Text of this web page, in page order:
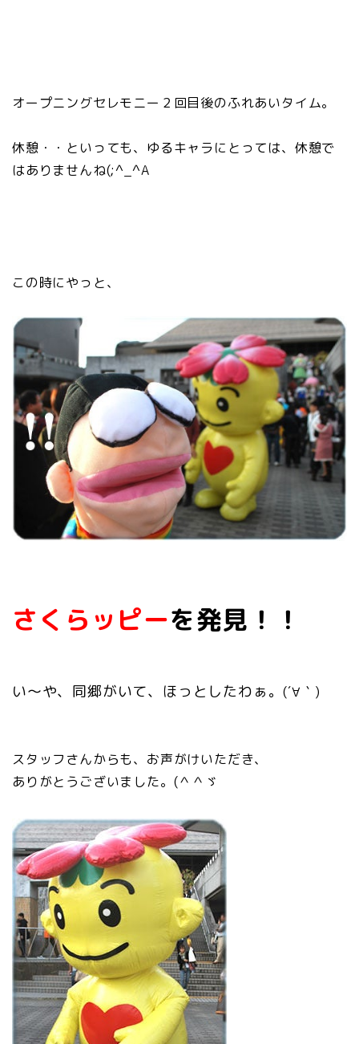
オープニングセレモニー２回目後のふれあいタイム。
休憩・・といっても、ゆるキャラにとっては、休憩で
はありませんね(;^_^A
この時にやっと、
さくらッピーを発見！！
い～や、同郷がいて、ほっとしたわぁ。(´∀｀)
スタッフさんからも、お声がけいただき、
ありがとうございました。(＾＾ゞ